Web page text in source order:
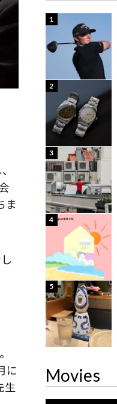
ま
に
生
1
2
3
4
5
Movies